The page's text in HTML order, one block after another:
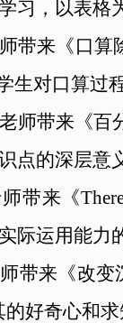
习，以表格
带来《口算
生对口算过
师带来《百
点的深层意
带来《
际运用能力
带来《改变
好奇心和求